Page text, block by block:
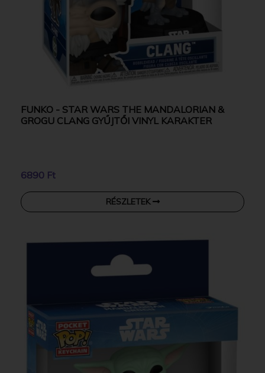
FUNKO - STAR WARS THE MANDALORIAN &
GROGU CLANG GYŰJTŐI VINYL KARAKTER
6890 Ft
RÉSZLETEK